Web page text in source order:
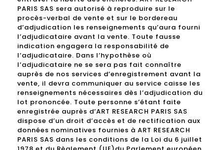
PARIS SAS sera autorisé à reproduire sur le
procès-verbal de vente et sur le bordereau
d’adjudication les renseignements qu’aura fourni
l’adjudicataire avant la vente. Toute fausse
indication engagera la responsabilité de
l’adjudicataire. Dans l’hypothèse où
l’adjudicataire ne se sera pas fait connaître
auprès de nos services d’enregistrement avant la
vente, il devra communiquer au service caisse les
renseignements nécessaires dès l’adjudication du
lot prononcée. Toute personne s’étant faite
enregistrée auprès d’ART RESEARCH PARIS SAS
dispose d’un droit d’accès et de rectification aux
données nominatives fournies à ART RESEARCH
PARIS SAS dans les conditions de la Loi du 6 juillet